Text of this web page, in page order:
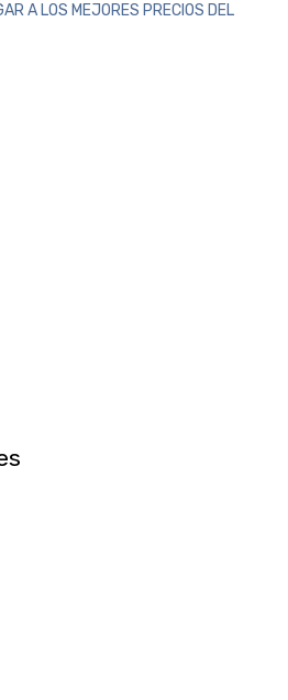
A LOS MEJORES PRECIOS DEL